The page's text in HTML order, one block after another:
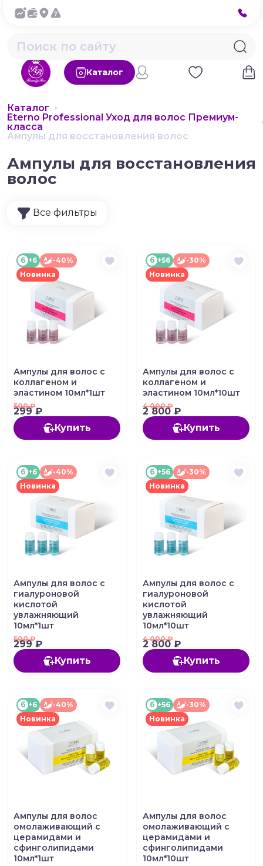
Каталог
Каталог
Eterno Professional Уход для волос Премиум-
класса
Ампулы для восстановления волос
Ампулы для восстановления
волос
Все фильтры
б +6
-40%
Новинка
Ампулы для волос с
коллагеном и
эластином 10мл*1шт
500₽
299 ₽
Купить
б +56
-30%
Новинка
Ампулы для волос с
коллагеном и
эластином 10мл*10шт
4 000₽
2 800 ₽
Купить
б +6
-40%
Новинка
Ампулы для волос с
гиалуроновой
кислотой
увлажняющий
10мл*1шт
500₽
299 ₽
Купить
б +56
-30%
Новинка
Ампулы для волос с
гиалуроновой
кислотой
увлажняющий
10мл*10шт
4 000₽
2 800 ₽
Купить
б +6
-40%
Новинка
Ампулы для волос
омолаживающий с
церамидами и
сфинголипидами
10мл*1шт
б +56
-30%
Новинка
Ампулы для волос
омолаживающий с
церамидами и
сфинголипидами
10мл*10шт